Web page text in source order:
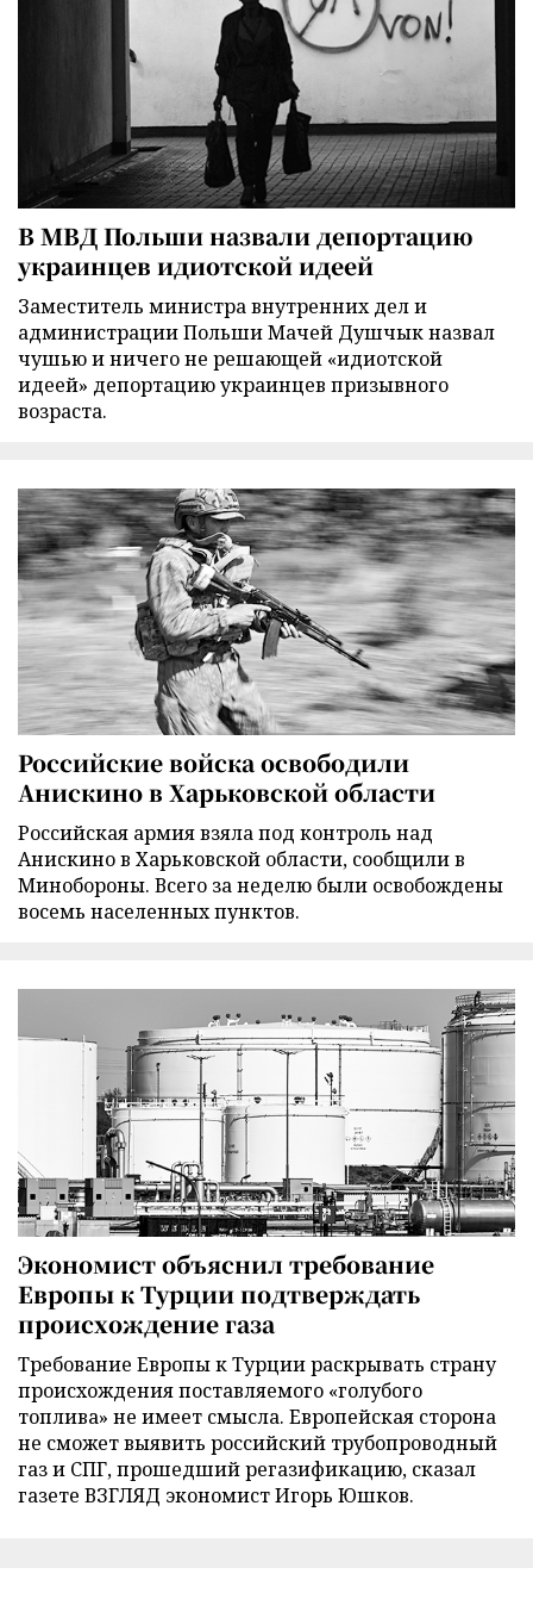
В МВД Польши назвали депортацию
украинцев идиотской идеей
Заместитель министра внутренних дел и
администрации Польши Мачей Душчык назвал
чушью и ничего не решающей «идиотской
идеей» депортацию украинцев призывного
возраста.
Российские войска освободили
Анискино в Харьковской области
Российская армия взяла под контроль над
Анискино в Харьковской области, сообщили в
Минобороны. Всего за неделю были освобождены
восемь населенных пунктов.
Экономист объяснил требование
Европы к Турции подтверждать
происхождение газа
Требование Европы к Турции раскрывать страну
происхождения поставляемого «голубого
топлива» не имеет смысла. Европейская сторона
не сможет выявить российский трубопроводный
газ и СПГ, прошедший регазификацию, сказал
газете ВЗГЛЯД экономист Игорь Юшков.